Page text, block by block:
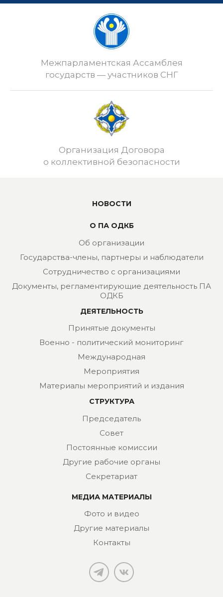
Межпарламентская Ассамблея
государств — участников СНГ
Организация Договора
о коллективной безопасности
НОВОСТИ
О ПА ОДКБ
Об организации
Государства-члены, партнеры и наблюдатели
Сотрудничество с организациями
Документы, регламентирующие деятельность ПА
ОДКБ
ДЕЯТЕЛЬНОСТЬ
Принятые документы
Военно - политический мониторинг
Международная
Мероприятия
Материалы мероприятий и издания
СТРУКТУРА
Председатель
Совет
Постоянные комиссии
Другие рабочие органы
Секретариат
МЕДИА МАТЕРИАЛЫ
Фото и видео
Другие материалы
Контакты